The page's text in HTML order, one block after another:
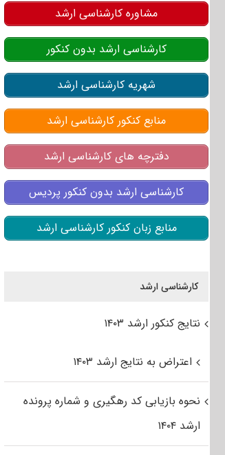
مشاوره کارشناسی ارشد
کارشناسی ارشد بدون کنکور
شهریه کارشناسی ارشد
منابع کنکور کارشناسی ارشد
دفترچه های کارشناسی ارشد
کارشناسی ارشد بدون کنکور پردیس
منابع زبان کنکور کارشناسی ارشد
کارشناسی ارشد
نتایج کنکور ارشد ۱۴۰۳
اعتراض به نتایج ارشد ۱۴۰۳
نحوه بازیابی کد رهگیری و شماره پرونده
ارشد ۱۴۰۴